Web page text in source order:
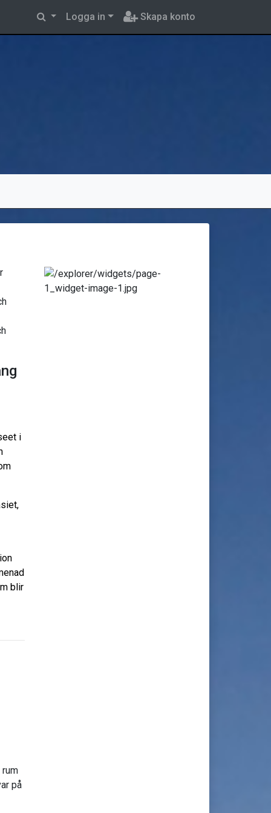
Logga in Skapa konto
i
blir
på